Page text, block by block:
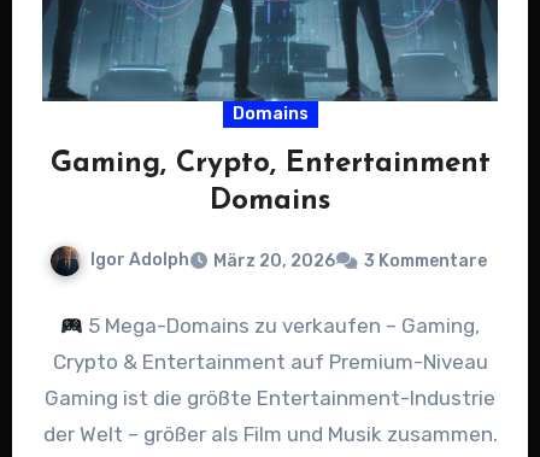
Domains
Gaming, Crypto, Entertainment
Domains
Igor Adolph März 20, 2026 3 Kommentare
5 Mega-Domains zu verkaufen – Gaming,
Crypto & Entertainment auf Premium-Niveau
Gaming ist die größte Entertainment-Industrie
der Welt – größer als Film und Musik zusammen.